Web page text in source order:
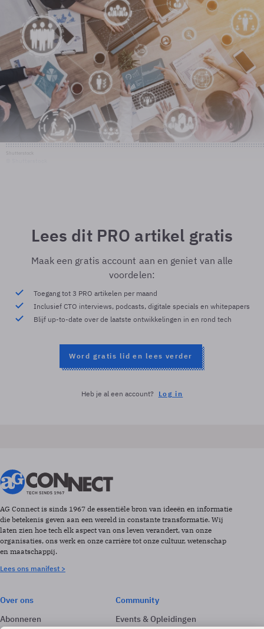
Lees dit PRO artikel gratis
Maak een gratis account aan en geniet van alle
voordelen:
Toegang tot 3 PRO artikelen per maand
Inclusief CTO interviews, podcasts, digitale specials en whitepapers
Blijf up-to-date over de laatste ontwikkelingen in en rond tech
Word gratis lid en lees verder
Heb je al een account? Log in
AG Connect is sinds 1967 de essentiële bron van ideeën en informatie
die betekenis geven aan een wereld in constante transformatie. Wij
laten zien hoe tech elk aspect van ons leven verandert, van onze
organisaties, ons werk en onze carrière tot onze cultuur, wetenschap
en maatschappij.
Lees ons manifest >
Over ons
Abonneren
Community
Events & Opleidingen